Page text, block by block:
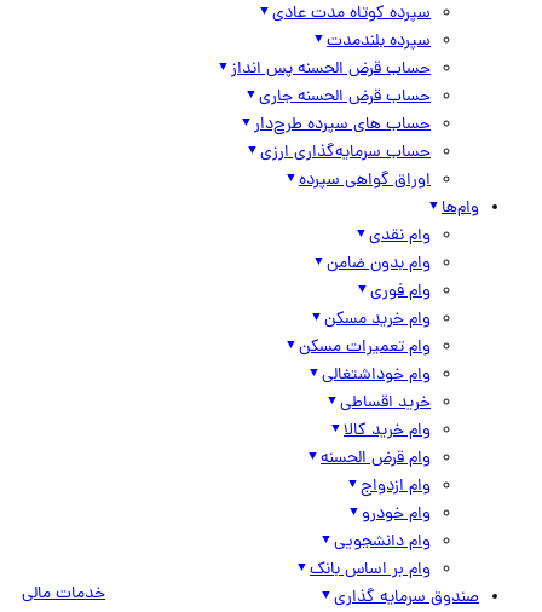
سپرده کوتاه مدت عادی
سپرده بلندمدت
حساب قرض الحسنه پس انداز
حساب قرض الحسنه جاری
حساب های سپرده طرح‌دار
حساب سرمایه‌گذاری ارزی
اوراق گواهی سپرده
وام‌ها
وام نقدی
وام بدون ضامن
وام فوری
وام خرید مسکن
وام تعمیرات مسکن
وام خوداشتغالی
خرید اقساطی
وام خرید کالا
وام قرض الحسنه
وام ازدواج
وام خودرو
وام دانشجویی
وام بر اساس بانک
صندوق سرمایه گذاری
خدمات مالی